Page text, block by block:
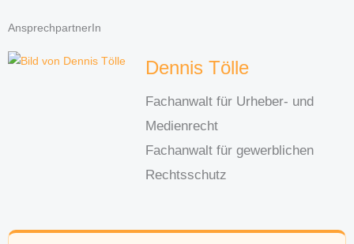
AnsprechpartnerIn
Dennis Tölle
Fachanwalt für Urheber- und
Medienrecht
Fachanwalt für gewerblichen
Rechtsschutz